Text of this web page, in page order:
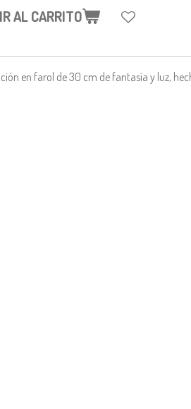
AL CARRITO
en farol de 30 cm de fantasía y luz,